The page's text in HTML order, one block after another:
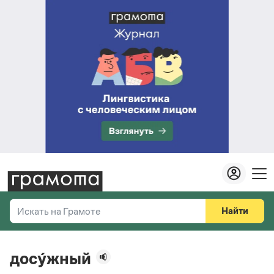
Искать на Грамоте
Справочная служба
Найти
досу́жный